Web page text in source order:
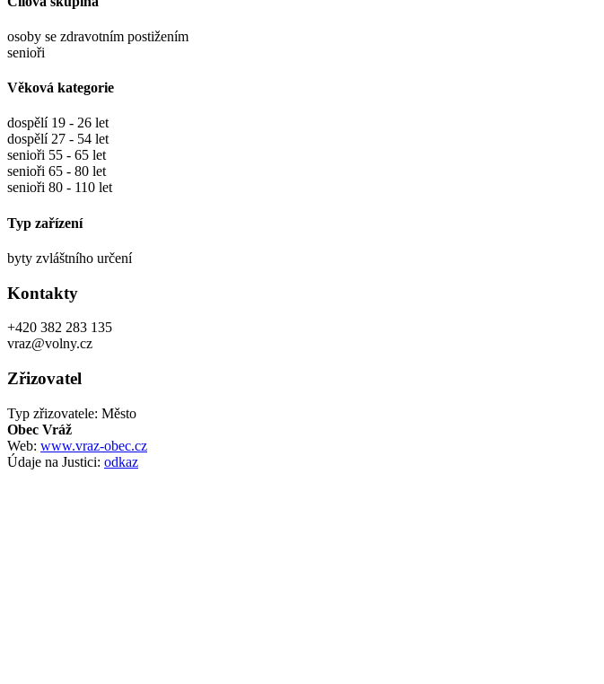
osoby se zdravotním postižením
senioři
Věková kategorie
dospělí 19 - 26 let
dospělí 27 - 54 let
senioři 55 - 65 let
senioři 65 - 80 let
senioři 80 - 110 let
Typ zařízení
byty zvláštního určení
Kontakty
+420 382 283 135
vraz@volny.cz
Zřizovatel
Typ zřizovatele: Město
Obec Vráž
Web: www.vraz-obec.cz
Údaje na Justici: odkaz